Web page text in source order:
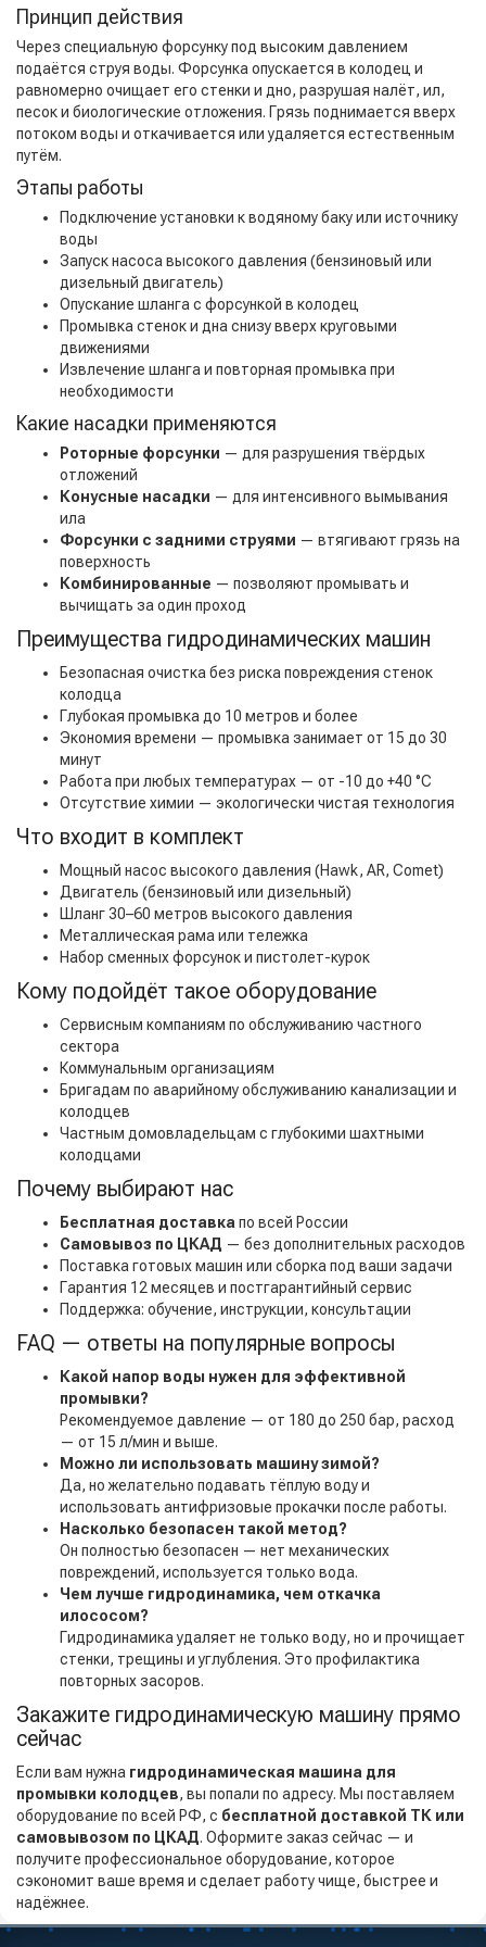
Принцип действия
Через специальную форсунку под высоким давлением
подаётся струя воды. Форсунка опускается в колодец и
равномерно очищает его стенки и дно, разрушая налёт, ил,
песок и биологические отложения. Грязь поднимается вверх
потоком воды и откачивается или удаляется естественным
путём.
Этапы работы
Подключение установки к водяному баку или источнику
воды
Запуск насоса высокого давления (бензиновый или
дизельный двигатель)
Опускание шланга с форсункой в колодец
Промывка стенок и дна снизу вверх круговыми
движениями
Извлечение шланга и повторная промывка при
необходимости
Какие насадки применяются
Роторные форсунки — для разрушения твёрдых
отложений
Конусные насадки — для интенсивного вымывания
ила
Форсунки с задними струями — втягивают грязь на
поверхность
Комбинированные — позволяют промывать и
вычищать за один проход
Преимущества гидродинамических машин
Безопасная очистка без риска повреждения стенок
колодца
Глубокая промывка до 10 метров и более
Экономия времени — промывка занимает от 15 до 30
минут
Работа при любых температурах — от -10 до +40 °C
Отсутствие химии — экологически чистая технология
Что входит в комплект
Мощный насос высокого давления (Hawk, AR, Comet)
Двигатель (бензиновый или дизельный)
Шланг 30–60 метров высокого давления
Металлическая рама или тележка
Набор сменных форсунок и пистолет-курок
Кому подойдёт такое оборудование
Сервисным компаниям по обслуживанию частного
сектора
Коммунальным организациям
Бригадам по аварийному обслуживанию канализации и
колодцев
Частным домовладельцам с глубокими шахтными
колодцами
Почему выбирают нас
Бесплатная доставка по всей России
Самовывоз по ЦКАД — без дополнительных расходов
Поставка готовых машин или сборка под ваши задачи
Гарантия 12 месяцев и постгарантийный сервис
Поддержка: обучение, инструкции, консультации
FAQ — ответы на популярные вопросы
Какой напор воды нужен для эффективной
промывки?
Рекомендуемое давление — от 180 до 250 бар, расход
— от 15 л/мин и выше.
Можно ли использовать машину зимой?
Да, но желательно подавать тёплую воду и
использовать антифризовые прокачки после работы.
Насколько безопасен такой метод?
Он полностью безопасен — нет механических
повреждений, используется только вода.
Чем лучше гидродинамика, чем откачка
илососом?
Гидродинамика удаляет не только воду, но и прочищает
стенки, трещины и углубления. Это профилактика
повторных засоров.
Закажите гидродинамическую машину прямо
сейчас
Если вам нужна гидродинамическая машина для
промывки колодцев, вы попали по адресу. Мы поставляем
оборудование по всей РФ, с бесплатной доставкой ТК или
самовывозом по ЦКАД. Оформите заказ сейчас — и
получите профессиональное оборудование, которое
сэкономит ваше время и сделает работу чище, быстрее и
надёжнее.